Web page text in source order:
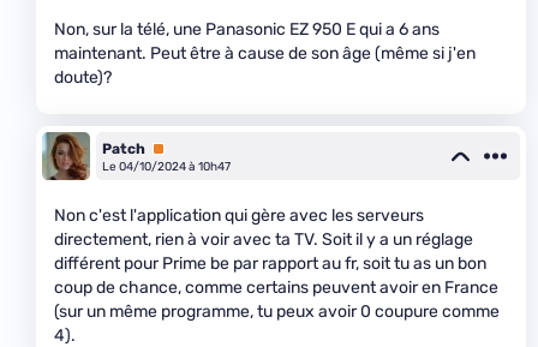
Non, sur la télé, une Panasonic EZ 950 E qui a 6 ans
maintenant. Peut être à cause de son âge (même si j'en
doute)?
Patch Premium
Le 04/10/2024 à 10h47
Non c'est l'application qui gère avec les serveurs
directement, rien à voir avec ta TV. Soit il y a un réglage
différent pour Prime be par rapport au fr, soit tu as un bon
coup de chance, comme certains peuvent avoir en France
(sur un même programme, tu peux avoir 0 coupure comme
4).